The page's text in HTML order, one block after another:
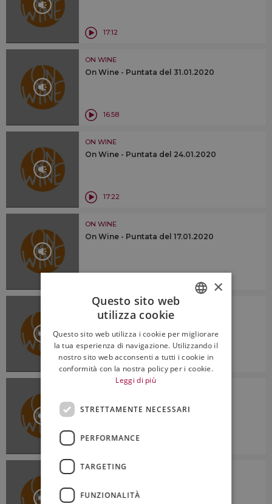
17:12
ON WINE
On Wine - Puntata del 31.01.2020
16:58
ON WINE
On Wine - Puntata del 24.01.2020
17:22
ON WINE
On Wine - Puntata del 17.01.2020
ON WINE
On Wine - Puntata del 10.01.2020
14:45
16:32
ON WINE
ENGLISH
×
Questo sito web
utilizza cookie
Questo sito web utilizza i cookie per migliorare
la tua esperienza di navigazione. Utilizzando il
nostro sito web acconsenti a tutti i cookie in
conformità con la nostra policy per i cookie.
Leggi di più
STRETTAMENTE NECESSARI
PERFORMANCE
TARGETING
FUNZIONALITÀ